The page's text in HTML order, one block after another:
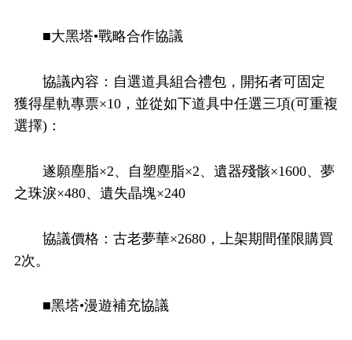
■大黑塔•戰略合作協議
協議內容：自選道具組合禮包，開拓者可固定
獲得星軌專票×10，並從如下道具中任選三項(可重複
選擇)：
遂願塵脂×2、自塑塵脂×2、遺器殘骸×1600、夢
之珠淚×480、遺失晶塊×240
協議價格：古老夢華×2680，上架期間僅限購買
2次。
■黑塔•漫遊補充協議